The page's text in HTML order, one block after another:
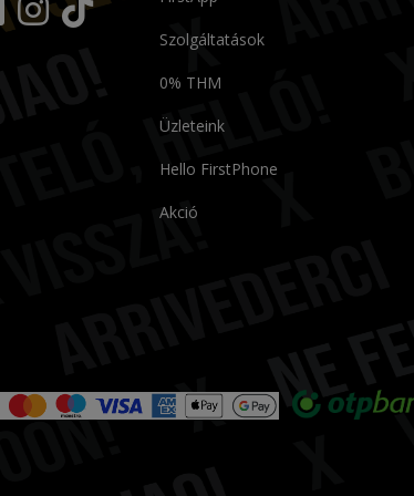
Szolgáltatások
0% THM
Üzleteink
Hello FirstPhone
Akció